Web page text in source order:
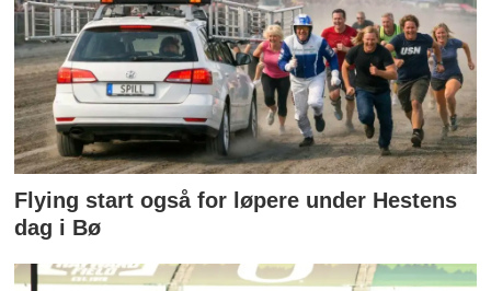
Flying start også for løpere under Hestens
dag i Bø